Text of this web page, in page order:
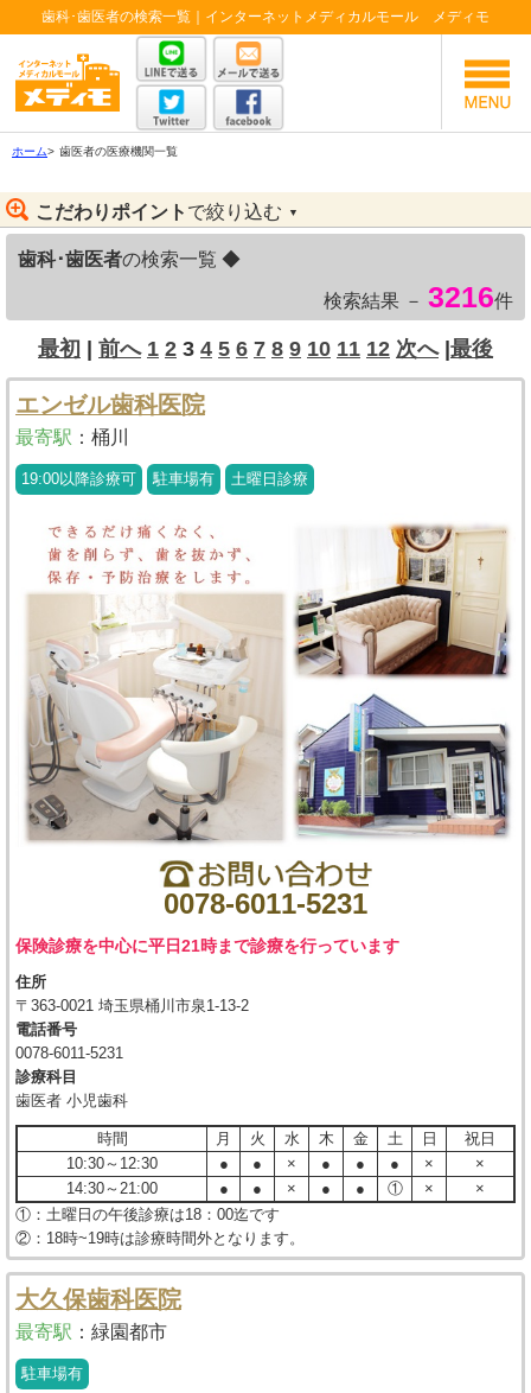
歯科･歯医者の検索一覧｜インターネットメディカルモール メディモ
ホーム> 歯医者の医療機関一覧
こだわりポイント で絞り込む ▼
歯科･歯医者の検索一覧 ◆
検索結果 － 3216件
最初 | 前へ 1 2 3 4 5 6 7 8 9 10 11 12 次へ|最後
エンゼル歯科医院
最寄駅 ： 桶川
19:00以降診療可 駐車場有 土曜日診療
0078-6011-5231
保険診療を中心に平日21時まで診療を行っています
住所
〒363-0021 埼玉県桶川市泉1-13-2
電話番号
0078-6011-5231
診療科目
歯医者 小児歯科
時間 月 火 水 木 金 土 日
祝日
10:30～12:30
● ● × ● ● ● ×
×
14:30～21:00
● ● × ● ● ① ×
×
①：土曜日の午後診療は18：00迄です
②：18時~19時は診療時間外となります。
大久保歯科医院
最寄駅 ： 緑園都市
駐車場有